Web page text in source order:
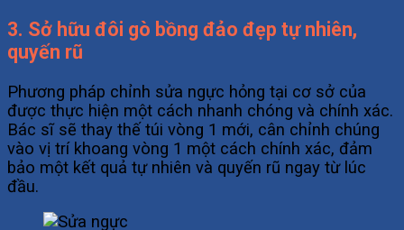
3. Sở hữu đôi gò bồng đảo đẹp tự nhiên,
quyến rũ
Phương pháp chỉnh sửa ngực hỏng tại cơ sở của
được thực hiện một cách nhanh chóng và chính xác.
Bác sĩ sẽ thay thế túi vòng 1 mới, cân chỉnh chúng
vào vị trí khoang vòng 1 một cách chính xác, đảm
bảo một kết quả tự nhiên và quyến rũ ngay từ lúc
đầu.